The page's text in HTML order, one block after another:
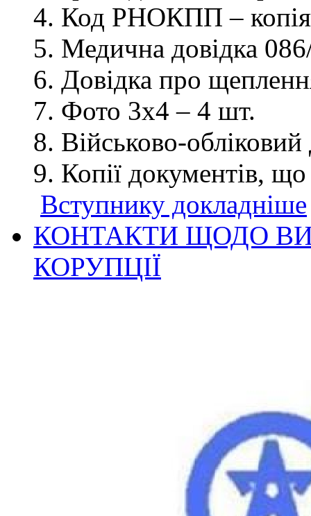
Код РНОКПП – копія
Медична довідка
Довідка про
Фото 3х4 – 4 шт.
Військово-
Копії документів,
Вступнику докладніше
КОНТАКТИ ЩОДО
КОРУПЦІЇ